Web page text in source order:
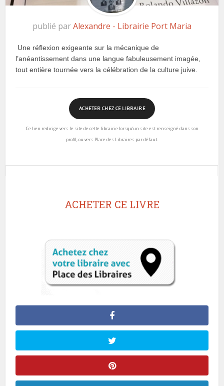
publié parAlexandre - Librairie Port Maria
Une réflexion exigeante sur la mécanique de
l’anéantissement dans une langue fabuleusement imagée,
tout entière tournée vers la célébration de la culture juive.
ACHETER CHEZ CE LIBRAIRE
Ce lien redirige vers le site de cette librairie lorsqu’un site est renseigné dans son
profil, ou vers Place des Libraires par défaut.
ACHETER CE LIVRE